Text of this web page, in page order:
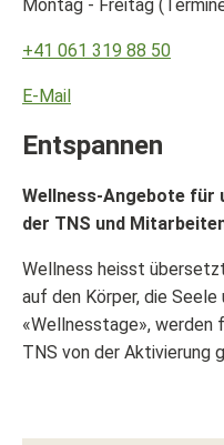
Montag - Freitag
+41 061 319 88 50
E-Mail
Entspannen
Wellness-Angebote für
der TNS und
Wellness heisst
auf den Körper, die Seele
«Wellnesstage», werden
TNS von der Aktivierung